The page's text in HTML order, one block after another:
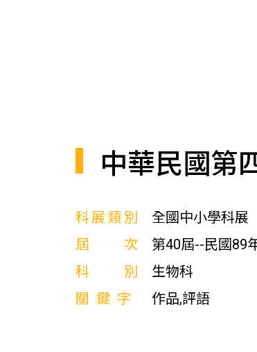
中華民國第
科展類別
全國中小學科展
屆次
第40屆--民國89
科別
生物科
關鍵字
作品,評語